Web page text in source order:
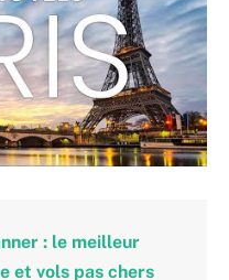
: le meilleur
et vols pas chers